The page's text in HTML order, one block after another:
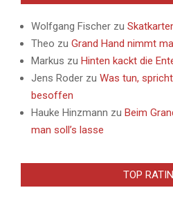
Wolfgang Fischer zu
Theo zu Grand Hand nimmt
Markus zu Hinten kackt die
Jens Roder zu Was tun,
besoffen
Hauke Hinzmann zu Beim
man soll’s lasse
TOP